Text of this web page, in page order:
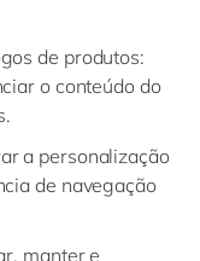
venda para uma
de clientes,
de produtos:
o conteúdo do
a personalização
de navegação
manter e